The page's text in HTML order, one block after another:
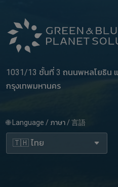
1031/13 ชั้นที่ 3 ถนนพหลโยธิน
กรุงเทพมหานคร
🌐 Language / ภาษา / 言語